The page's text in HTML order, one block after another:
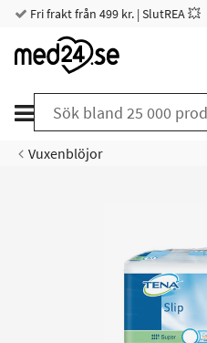
Fri frakt från 499 kr. | SlutREA 💥
Vuxenblöjor